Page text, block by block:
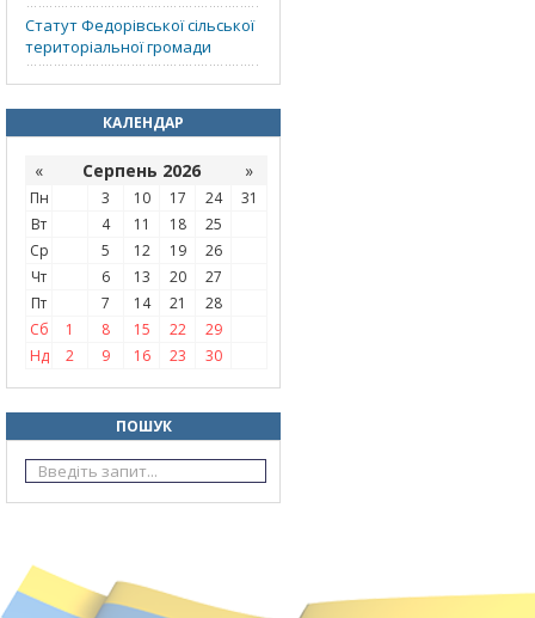
Статут Федорівської сільської
територіальної громади
КАЛЕНДАР
« Серпень 2026 »
Пн 3 10 17 24
31
Вт
4 11 18
25
Ср
5 12 19
26
Чт
6 13 20
27
Пт
7 14 21
28
Сб
1 8 15 22
29
Нд
2 9 16 23 30
ПОШУК